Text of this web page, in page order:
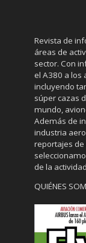
Revista de
áreas de
sector. Con
el A380 a los
incluyendo
súper cazas
mundo,
Además de
industria
reportajes
de la
QUIÉNES